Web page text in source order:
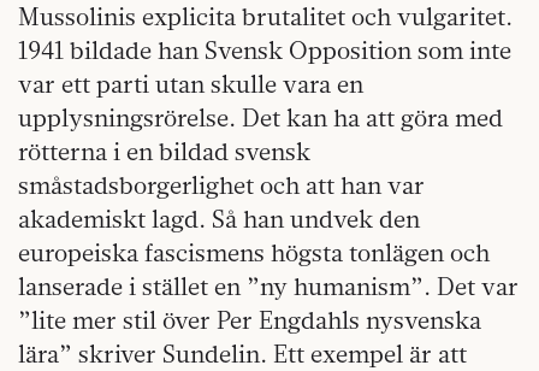
Mussolinis explicita brutalitet och vulgaritet.
1941 bildade han Svensk Opposition som inte
var ett parti utan skulle vara en
upplysningsrörelse. Det kan ha att göra med
rötterna i en bildad svensk
småstadsborgerlighet och att han var
akademiskt lagd. Så han undvek den
europeiska fascismens högsta tonlägen och
lanserade i stället en ”ny humanism”. Det var
”lite mer stil över Per Engdahls nysvenska
lära” skriver Sundelin. Ett exempel är att